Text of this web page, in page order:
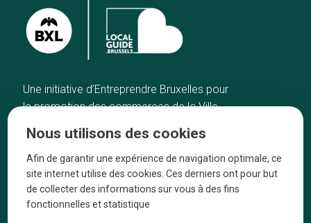
Une initiative d’Entreprendre Bruxelles pour
la promotion des commerces de la Ville
Accueil
Bonnes adresses
Quartiers
Blog
Artisans
A propos
On parle de nous
Nous utilisons des cookies
Afin de garantir une expérience de navigation optimale, ce
site internet utilise des cookies. Ces derniers ont pour but
de collecter des informations sur vous à des fins
fonctionnelles et statistique